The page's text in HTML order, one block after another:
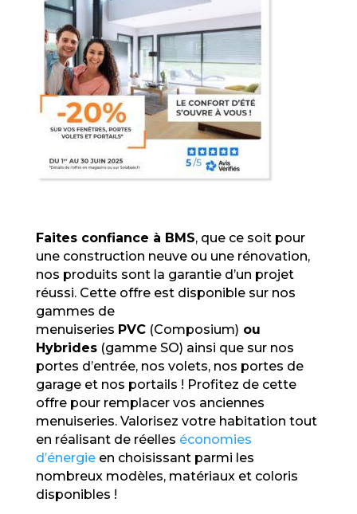
Faites confiance à BMS, que ce soit pour
une construction neuve ou une rénovation,
nos produits sont la garantie d’un projet
réussi. Cette offre est disponible sur nos
gammes de
menuiseries PVC(Composium) ou
Hybrides(gamme SO) ainsi que sur nos
portes d’entrée, nos volets, nos portes de
garage et nos portails ! Profitez de cette
offre pour remplacer vos anciennes
menuiseries. Valorisez votre habitation tout
en réalisant de réelles économies
d’énergieen choisissant parmi les
nombreux modèles, matériaux et coloris
disponibles !